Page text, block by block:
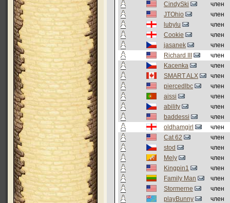
CindySki
член
JTOhio
член
lubylu
член
Cookie
член
jasanek
член
Richard III
член
Kacenka
член
SMART ALX
член
piercedlbc
член
aissi
член
ability
член
baddessi
член
oldhamgirl
член
Cat 62
член
stod
член
Mely
член
Kingpin1
член
Family Man
член
Stormerne
член
playBunny
член